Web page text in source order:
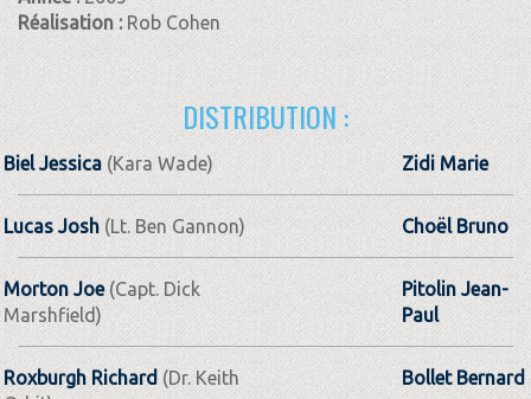
Réalisation : Rob Cohen
DISTRIBUTION :
Biel Jessica (Kara Wade) Zidi Marie
Lucas Josh(Lt. Ben Gannon) Choël Bruno
Morton Joe(Capt. Dick
Marshfield)
Pitolin Jean-
Paul
Roxburgh Richard(Dr. Keith
Bollet Bernard